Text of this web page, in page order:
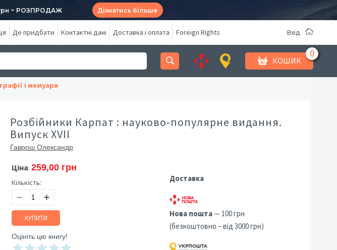
грн ~ РОЗПРОДАЖ Дізнатись більше
Де придбати Контактні дані Доставка і оплата Foreign Rights Вхід
КОШИК
і мемуари
Розбійники Карпат : науково-популярне видання.
Випуск XVІІ
Гаврош Олександр
Ціна: 259,00 грн
Кількість:
КУПИТИ
Оцініть цю книгу!
Доставка
Нова пошта— 100 грн
(безкоштовно – від 3000 грн)